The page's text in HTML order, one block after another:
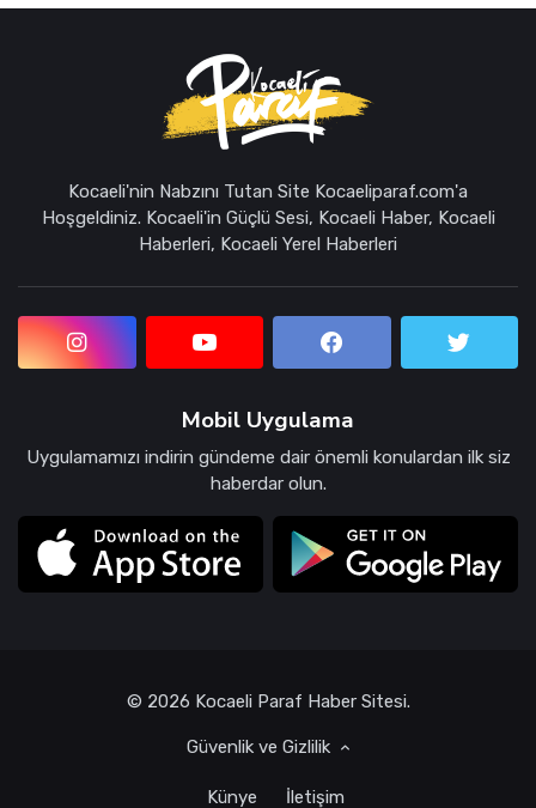
Kocaeli'nin Nabzını Tutan Site Kocaeliparaf.com'a
Hoşgeldiniz. Kocaeli'in Güçlü Sesi, Kocaeli Haber, Kocaeli
Haberleri, Kocaeli Yerel Haberleri
Mobil Uygulama
Uygulamamızı indirin gündeme dair önemli konulardan ilk siz
haberdar olun.
© 2026 Kocaeli Paraf Haber Sitesi.
Güvenlik ve Gizlilik
Künye İletişim